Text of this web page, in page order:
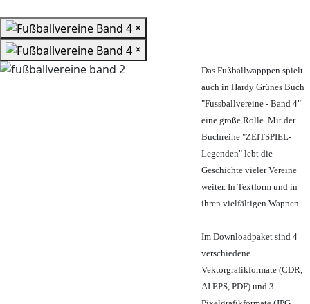
×
×
Das Fußballwapppen spielt
auch in Hardy Grünes Buch
"Fussballvereine - Band 4"
eine große Rolle. Mit der
Buchreihe "ZEITSPIEL-
Legenden" lebt die
Geschichte vieler Vereine
weiter. In Textform und in
ihren vielfältigen Wappen.
Im Downloadpaket sind 4
verschiedene
Vektorgrafikformate (CDR,
AI EPS, PDF) und 3